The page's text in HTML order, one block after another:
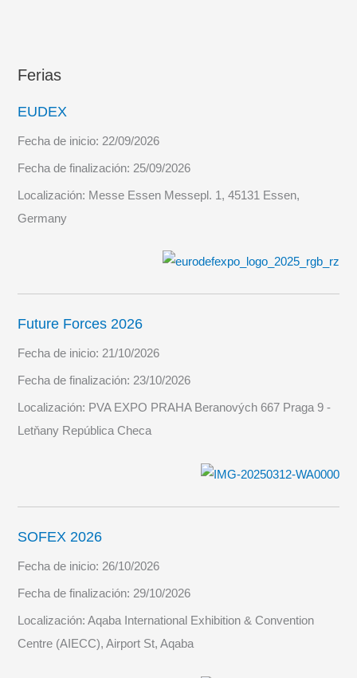
Ferias
EUDEX
Fecha de inicio: 22/09/2026
Fecha de finalización: 25/09/2026
Localización: Messe Essen Messepl. 1, 45131 Essen,
Germany
Future Forces 2026
Fecha de inicio:21/10/2026
Fecha de finalización:23/10/2026
Localización: PVA EXPO PRAHA Beranových 667 Praga 9 -
Letňany República Checa
SOFEX 2026
Fecha de inicio: 26/10/2026
Fecha de finalización: 29/10/2026
Localización:Aqaba International Exhibition & Convention
Centre (AIECC), Airport St, Aqaba